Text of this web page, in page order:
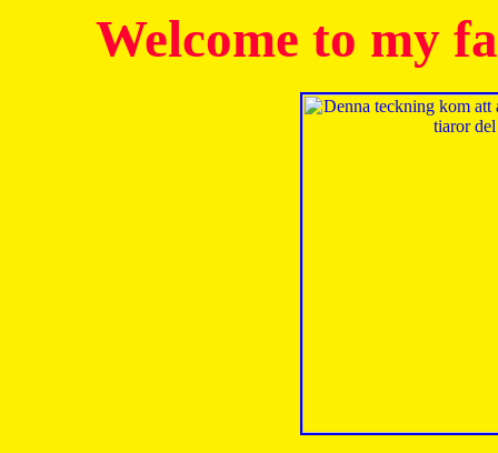
Welcome to my